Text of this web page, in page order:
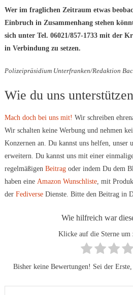
Wer im fraglichen Zeitraum etwas
Einbruch in Zusammenhang stehen
sich unter Tel. 06021/857-1733 mit der
in Verbindung zu setzen.
Polizeipräsidium Unterfranken/Redaktion
Wie du uns
Mach doch bei uns mit! Wir schreiben
Wir schalten keine Werbung und nehmen
Konzernen an. Du kannst uns helfen, unser
erweitern. Du kannst uns mit einer
regelmäßigen Beitragoder indem Du dem
haben eine Amazon Wunschliste, mit
der FediverseDienste. Bitte den Beitrag in
Wie hilfreich war
Klicke auf die Sterne um
Bisher keine Bewertungen! Sei der